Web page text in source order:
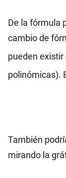
De la fórmula
cambio de
pueden existir
polinómicas).
También
mirando la